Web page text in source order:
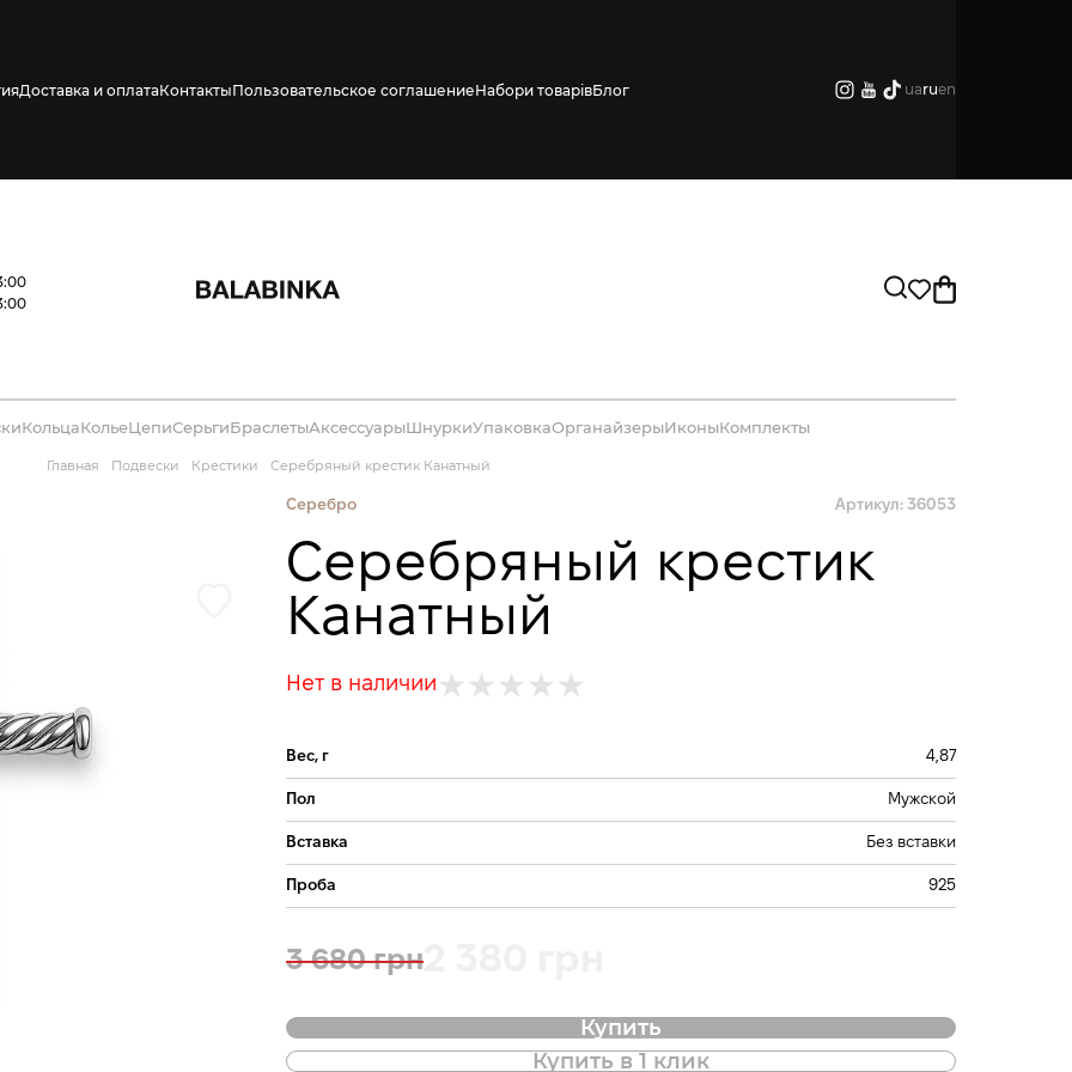
Доставка и оплатаКонтактыПользовательское соглашениеНабори товарівБлог uaruen
КольцаКольеЦепиСерьгиБраслетыАксессуарыШнуркиУпаковкаОрганайзерыИконыКомплекты
Главная Подвески Крестики Серебряный крестик Канатный
Серебро Артикул: 36053
Серебряный крестик
Канатный
Нет в наличии
Вес, г 4,87
Пол Мужской
Вставка Без вставки
Проба 925
3 680 грн
Купить
Купить в 1 клик